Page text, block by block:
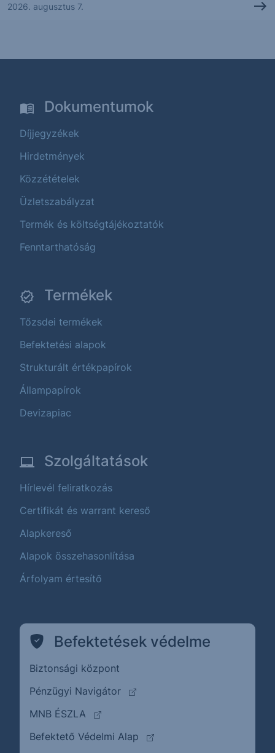
2026. augusztus 7.
Dokumentumok
Díjjegyzékek
Hirdetmények
Közzétételek
Üzletszabályzat
Termék és költségtájékoztatók
Fenntarthatóság
Termékek
Tőzsdei termékek
Befektetési alapok
Strukturált értékpapírok
Állampapírok
Devizapiac
Szolgáltatások
Hírlevél feliratkozás
Certifikát és warrant kereső
Alapkereső
Alapok összehasonlítása
Árfolyam értesítő
Befektetések védelme
Biztonsági központ
Pénzügyi Navigátor
(külső oldalra ugrik)
MNB ÉSZLA
(külső oldalra ugrik)
Befektető Védelmi Alap
(külső oldalra ugrik)